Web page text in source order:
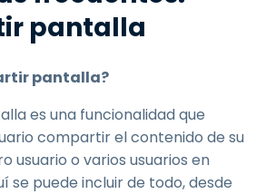
pantalla
pantalla?
es una funcionalidad que
compartir el contenido de su
usuario o varios usuarios en
se puede incluir de todo, desde